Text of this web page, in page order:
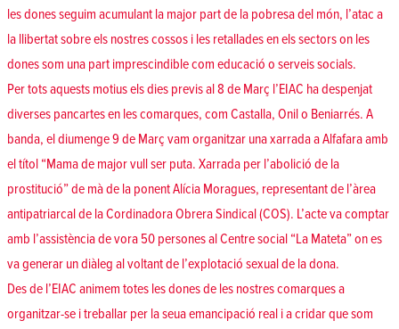
les dones seguim acumulant la major part de la pobresa del món, l’atac a
la llibertat sobre els nostres cossos i les retallades en els sectors on les
dones som una part imprescindible com educació o serveis socials.
Per tots aquests motius els dies previs al 8 de Març l’EIAC ha despenjat
diverses pancartes en les comarques, com Castalla, Onil o Beniarrés. A
banda, el diumenge 9 de Març vam organitzar una xarrada a Alfafara amb
el títol “Mama de major vull ser puta. Xarrada per l’abolició de la
prostitució” de mà de la ponent Alícia Moragues, representant de l’àrea
antipatriarcal de la Cordinadora Obrera Sindical (COS). L’acte va comptar
amb l’assistència de vora 50 persones al Centre social “La Mateta” on es
va generar un diàleg al voltant de l’explotació sexual de la dona.
Des de l’EIAC animem totes les dones de les nostres comarques a
organitzar-se i treballar per la seua emancipació real i a cridar que som